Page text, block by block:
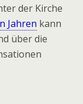
der Kirche
Jahren kann
über die